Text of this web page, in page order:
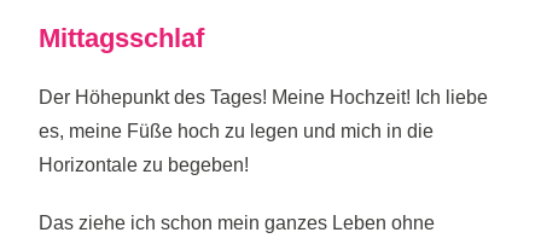
Mittagsschlaf
Der Höhepunkt des Tages! Meine Hochzeit! Ich liebe
es, meine Füße hoch zu legen und mich in die
Horizontale zu begeben!
Das ziehe ich schon mein ganzes Leben ohne